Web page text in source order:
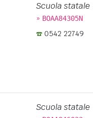
Scuola statale
» BOAA84305N
0542 22749
Scuola statale